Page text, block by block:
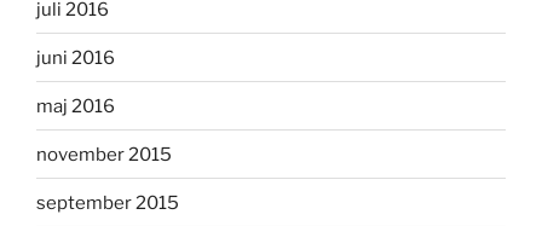
juli 2016
juni 2016
maj 2016
november 2015
september 2015